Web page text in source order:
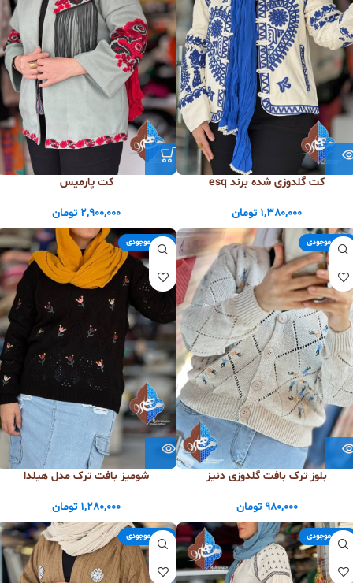
کت گلدوزی شده برند esq
1,380,000 تومان
کت پارمیس
2,900,000 تومان
اتمام موجودی
بلوز ترک بافت گلدوزی دنیز
980,000 تومان
اتمام موجودی
شومیز بافت ترک مدل هیلدا
1,280,000 تومان
اتمام موجودی اتمام موجودی